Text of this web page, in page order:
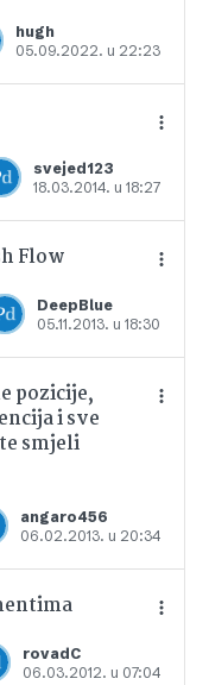
hugh
05.09.2022. u 22:23
u favorite
svejed123
18.03.2014. u 18:27
u favorite
Flow
DeepBlue
05.11.2013. u 18:30
u favorite
pozicije,
i sve
smjeli
angaro456
06.02.2013. u 20:34
rovadC
06.03.2012. u 07:04
u favorite